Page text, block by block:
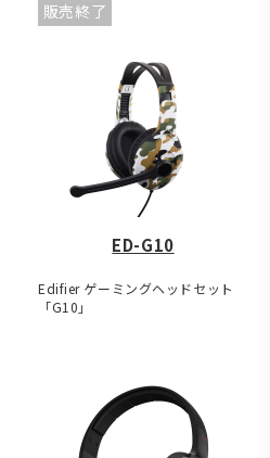
販売終了
ED-G10
Edifier ゲーミングヘッドセット
「G10」